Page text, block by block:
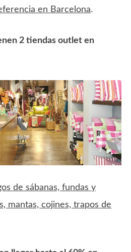
en Barcelona.
2 tiendas outlet en
de sábanas, fundas y
mantas, cojines, trapos de